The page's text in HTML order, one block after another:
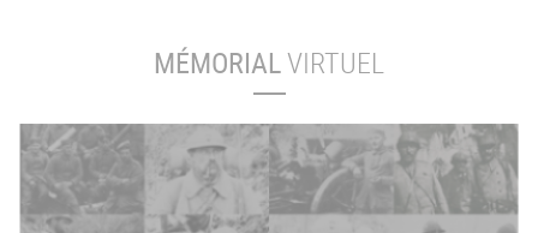
MÉMORIALVIRTUEL